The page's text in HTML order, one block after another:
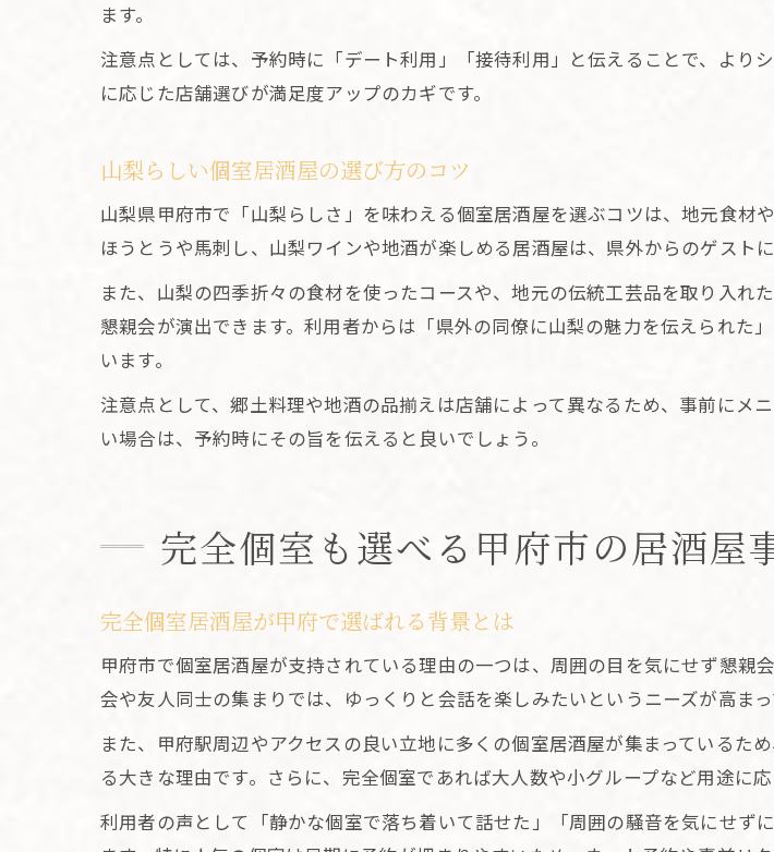
ます。
注意点としては、予約時に「デート利用」「接待利用」と伝えることで、より
に応じた店舗選びが満足度アップのカギです。
山梨らしい個室居酒屋の選び方のコツ
山梨県甲府市で「山梨らしさ」を味わえる個室居酒屋を選ぶコツは、地元食
ほうとうや馬刺し、山梨ワインや地酒が楽しめる居酒屋は、県外からのゲストに
また、山梨の四季折々の食材を使ったコースや、地元の伝統工芸品を取り入
懇親会が演出できます。利用者からは「県外の同僚に山梨の魅力を伝えられた
います。
注意点として、郷土料理や地酒の品揃えは店舗によって異なるため、事前にメ
い場合は、予約時にその旨を伝えると良いでしょう。
完全個室も選べる甲府市の居酒屋
完全個室居酒屋が甲府で選ばれる背景とは
甲府市で個室居酒屋が支持されている理由の一つは、周囲の目を気にせず懇
会や友人同士の集まりでは、ゆっくりと会話を楽しみたいというニーズが高まっ
また、甲府駅周辺やアクセスの良い立地に多くの個室居酒屋が集まっている
る大きな理由です。さらに、完全個室であれば大人数や小グループなど用途に
利用者の声として「静かな個室で落ち着いて話せた」「周囲の騒音を気にせず